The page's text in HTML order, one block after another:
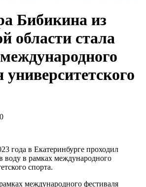
Бибикина из
области стала
университетского
года в Екатеринбурге проходил
в рамках международного
спорта.
международного фестиваля